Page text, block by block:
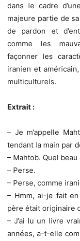
dans le cadre
majeure partie de
de pardon et
comme les
façonner les
iranien et
multiculturels.
Extrait :
– Je m’appelle
tendant la main par
– Mahtob. Quel
– Perse.
– Perse, comme
– Hmm, ai-je fait
père était originaire
– J’ai lu un livre
années, a-t-elle